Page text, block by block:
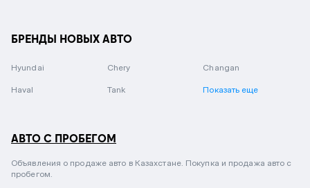
БРЕНДЫ НОВЫХ АВТО
Hyundai Chery Changan
Haval Tank Показать еще
АВТО С ПРОБЕГОМ
Объявления о продаже авто в Казахстане. Покупка и продажа авто с
пробегом.